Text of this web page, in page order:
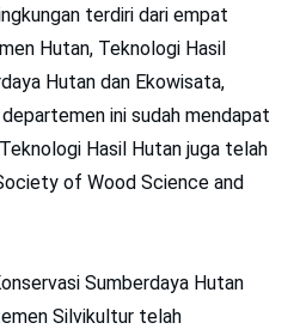
terdiri dari empat
Hutan, Teknologi Hasil
Hutan dan Ekowisata,
ini sudah mendapat
Hasil Hutan juga telah
of Wood Science and
Sumberdaya Hutan
Silvikultur telah